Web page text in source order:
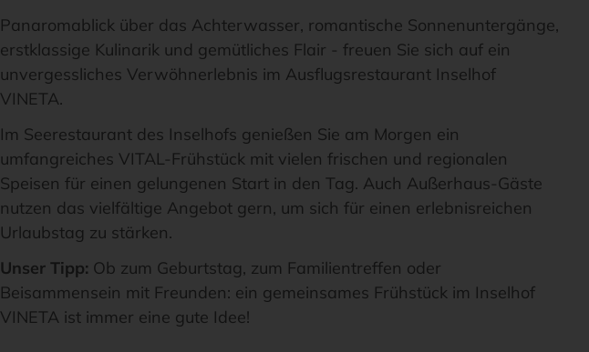
Panaromablick über das Achterwasser, romantische Sonnenuntergänge,
erstklassige Kulinarik und gemütliches Flair - freuen Sie sich auf ein
unvergessliches Verwöhnerlebnis im Ausflugsrestaurant Inselhof
VINETA.
Im Seerestaurant des Inselhofs genießen Sie am Morgen ein
umfangreiches VITAL-Frühstück mit vielen frischen und regionalen
Speisen für einen gelungenen Start in den Tag. Auch Außerhaus-Gäste
nutzen das vielfältige Angebot gern, um sich für einen erlebnisreichen
Urlaubstag zu stärken.
Unser Tipp: Ob zum Geburtstag, zum Familientreffen oder
Beisammensein mit Freunden: ein gemeinsames Frühstück im Inselhof
VINETA ist immer eine gute Idee!